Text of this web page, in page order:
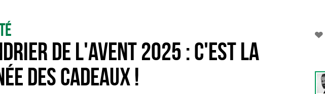
de l'Avent 2025 : C'est la
des cadeaux !